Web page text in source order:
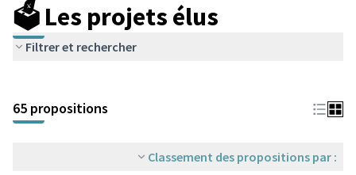
🗳️ Les projets élus
Filtrer et rechercher
+
−
65 propositions
Classement des propositions par :